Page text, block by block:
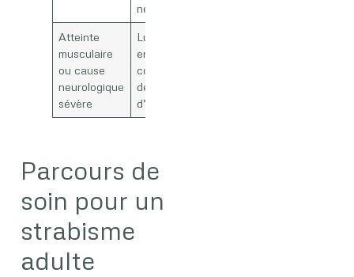
nécessaires
Atteinte
musculaire
ou cause
neurologique
sévère
Lunettes/prismes
en solution de
confort, correction
de la cause par
d’autres moyens
Parcours de
soin pour un
strabisme
adulte